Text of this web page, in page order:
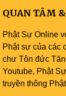
QUAN TÂM
Phật Sự Online
Phật sự của các
chư Tôn đức
Youtube, Phật
truyền thông